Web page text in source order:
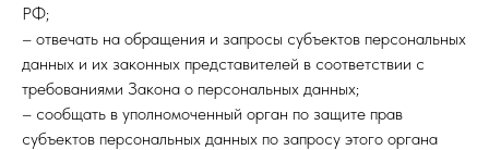
РФ;
– отвечать на обращения и запросы субъектов персональных
данных и их законных представителей в соответствии с
требованиями Закона о персональных данных;
– сообщать в уполномоченный орган по защите прав
субъектов персональных данных по запросу этого органа